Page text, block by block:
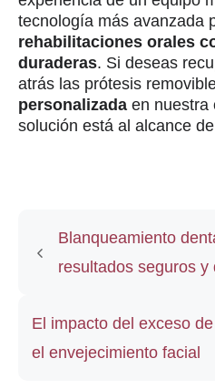
tecnología más avanzada
rehabilitaciones orales
duraderas. Si deseas
atrás las prótesis
personalizada en nuestra
solución está al alcance
Blanqueamiento
resultados seguros y
El impacto del exceso
el envejecimiento facial